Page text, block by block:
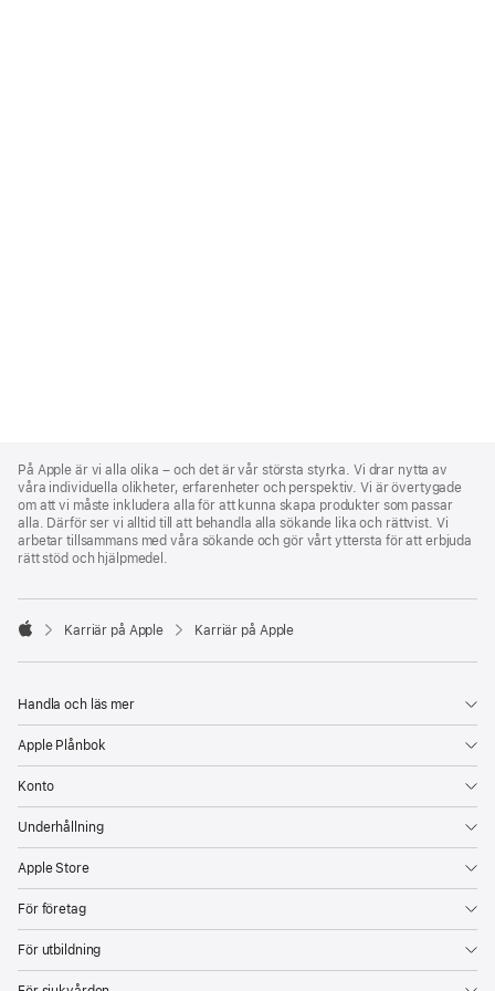
Footer
På Apple är vi alla olika – och det är vår största styrka. Vi drar nytta av
våra individuella olikheter, erfarenheter och perspektiv. Vi är övertygade
om att vi måste inkludera alla för att kunna skapa produkter som passar
alla. Därför ser vi alltid till att behandla alla sökande lika och rättvist. Vi
arbetar tillsammans med våra sökande och gör vårt yttersta för att erbjuda
rätt stöd och hjälpmedel.

Karriär på Apple Karriär på Apple
Handla och läs mer
Apple Plånbok
Konto
Underhållning
Apple Store
För företag
För utbildning